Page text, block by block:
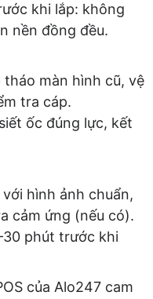
khi lắp: không
nền đồng đều.
màn hình cũ, vệ
tra cáp.
ốc đúng lực, kết
hình ảnh chuẩn,
cảm ứng (nếu có).
phút trước khi
của Alo247 cam